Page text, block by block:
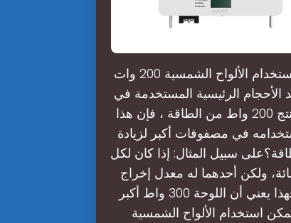
ما هي الألواح الشمسية 200 واط؟الألواح الشمسية : استخدام الألواح الشمسية 200 وات
، تعد الألواح الشمسية 200 واط أحد الأحجام الرئيسية المستخدمة في
التركيبات خارج الشبكة. نظرًا لكونها صغيرة الحجم ومنتج 200 واط من الطاقة ، فإن هذا
في مصفوفات أكبر لزيادة
سبيل المثال: إذا كان لكل
تصنيفات كفاءة بنسبة 15 في المائة، ولكن أحدهما له معدل إخراج
طاقة يبلغ 250 واط والآخر تم تقييمه عند 300 واط، فهذا يعني أن اللوحة 300 واط أكبر
250 لوحة وات. هل يمكن استخدام الألواح الشمسية